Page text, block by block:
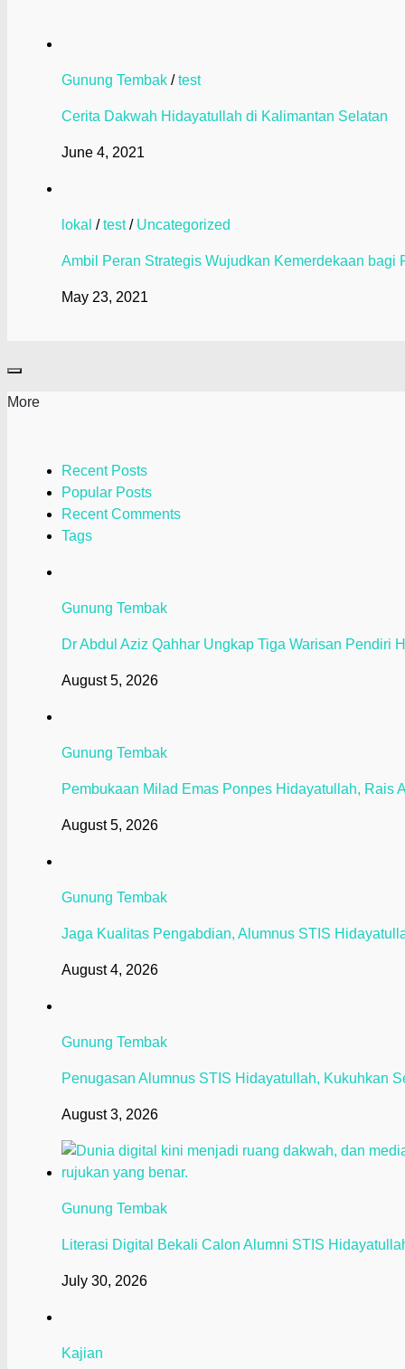
Gunung Tembak /test
Cerita Dakwah Hidayatullah di Kalimantan Selatan
June 4, 2021
lokal /test/ Uncategorized
Ambil Peran Strategis Wujudkan Kemerdekaan bagi
May 23, 2021
More
Recent Posts
Popular Posts
Recent Comments
Tags
Gunung Tembak
Dr Abdul Aziz Qahhar Ungkap Tiga Warisan Pendiri
August 5, 2026
Gunung Tembak
Pembukaan Milad Emas Ponpes Hidayatullah, Rais
August 5, 2026
Gunung Tembak
Jaga Kualitas Pengabdian, Alumnus STIS
August 4, 2026
Gunung Tembak
Penugasan Alumnus STIS Hidayatullah, Kukuhkan
August 3, 2026
Gunung Tembak
Literasi Digital Bekali Calon Alumni STIS
July 30, 2026
Kajian